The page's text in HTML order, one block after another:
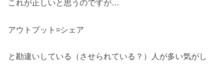
これが正しいと思うのですが…
アウトプット=シェア
と勘違いしている（させられている？）人が多い気がし